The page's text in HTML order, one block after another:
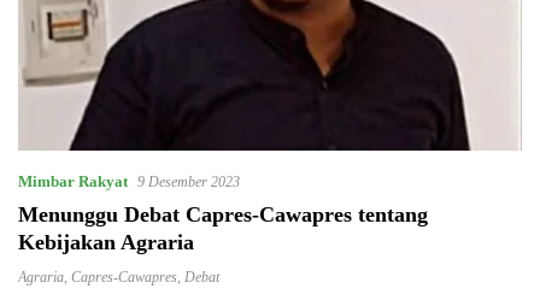
Mimbar Rakyat 9 Desember 2023
Menunggu Debat Capres-Cawapres tentang
Kebijakan Agraria
Agraria Capres-Cawapres Debat